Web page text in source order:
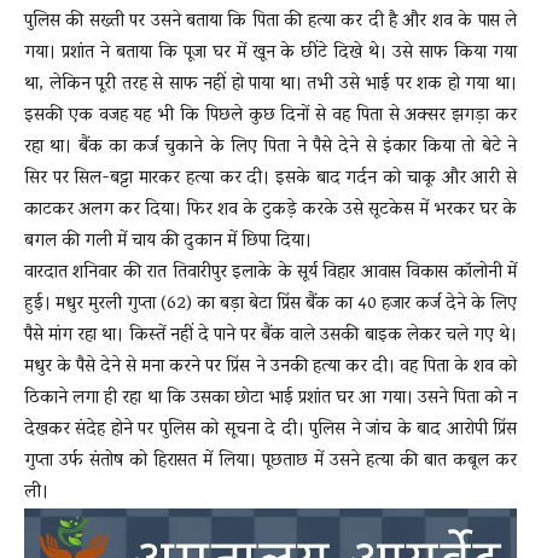
पुलिस की सख्ती पर उसने बताया कि पिता की हत्या कर दी है और शव के पास ले
गया। प्रशांत ने बताया कि पूजा घर में खून के छींटे दिखे थे। उसे साफ किया गया
था, लेकिन पूरी तरह से साफ नहीं हो पाया था। तभी उसे भाई पर शक हो गया था।
इसकी एक वजह यह भी कि पिछले कुछ दिनों से वह पिता से अक्सर झगड़ा कर
रहा था। बैंक का कर्ज चुकाने के लिए पिता ने पैसे देने से इंकार किया तो बेटे ने
सिर पर सिल-बट्टा मारकर हत्या कर दी। इसके बाद गर्दन को चाकू और आरी से
काटकर अलग कर दिया। फिर शव के टुकड़े करके उसे सूटकेस में भरकर घर के
बगल की गली में चाय की दुकान में छिपा दिया।
वारदात शनिवार की रात तिवारीपुर इलाके के सूर्य विहार आवास विकास कॉलोनी में
हुई। मधुर मुरली गुप्ता (62) का बड़ा बेटा प्रिंस बैंक का 40 हजार कर्ज देने के लिए
पैसे मांग रहा था। किस्तें नहीं दे पाने पर बैंक वाले उसकी बाइक लेकर चले गए थे।
मधुर के पैसे देने से मना करने पर प्रिंस ने उनकी हत्या कर दी। वह पिता के शव को
ठिकाने लगा ही रहा था कि उसका छोटा भाई प्रशांत घर आ गया। उसने पिता को न
देखकर संदेह होने पर पुलिस को सूचना दे दी। पुलिस ने जांच के बाद आरोपी प्रिंस
गुप्ता उर्फ संतोष को हिरासत में लिया। पूछताछ में उसने हत्या की बात कबूल कर
ली।